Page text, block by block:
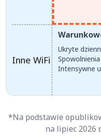
Inne WiFi
Ukryte
Intensywne
*Na podstawie
na lipiec 2026 r.